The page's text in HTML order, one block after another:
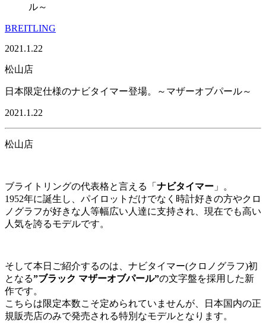
ル～
BREITLING
2021.1.22
松山店
日本限定仕様のナビタイマー登場。～マザーオブパール～
2021.1.22
松山店
ブライトリングの代表格と言える「 ナビタイマー 」。
1952年に誕生し、パイロットだけでなく時計好きの方やクロ
ノグラフが好きな人等幅広い人達に支持され、現在でも高い
人気を誇るモデルです。
そして本日ご紹介するのは、ナビタイマー(クロノグラフ)初
となる”ブラック マザーオブパール”の文字盤を採用した新
作です。
こちらは限定本数こそ定められていませんが、日本国内の正
規販売店のみで発売される特別なモデルとなります。